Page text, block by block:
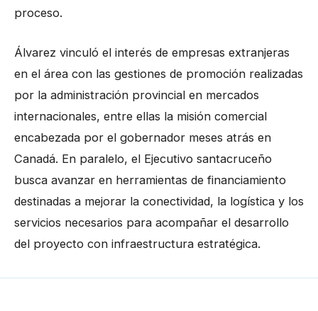
proceso.
Álvarez vinculó el interés de empresas extranjeras
en el área con las gestiones de promoción realizadas
por la administración provincial en mercados
internacionales, entre ellas la misión comercial
encabezada por el gobernador meses atrás en
Canadá. En paralelo, el Ejecutivo santacruceño
busca avanzar en herramientas de financiamiento
destinadas a mejorar la conectividad, la logística y los
servicios necesarios para acompañar el desarrollo
del proyecto con infraestructura estratégica.